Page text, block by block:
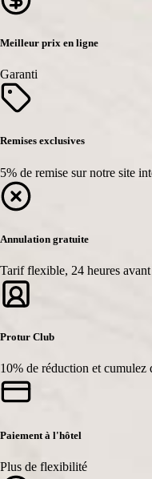
Meilleur prix en ligne
Garanti
Remises exclusives
5% de remise sur notre site
Annulation gratuite
Tarif flexible, 24 heures
Protur Club
10% de réduction et cumulez
Paiement à l'hôtel
Plus de flexibilité